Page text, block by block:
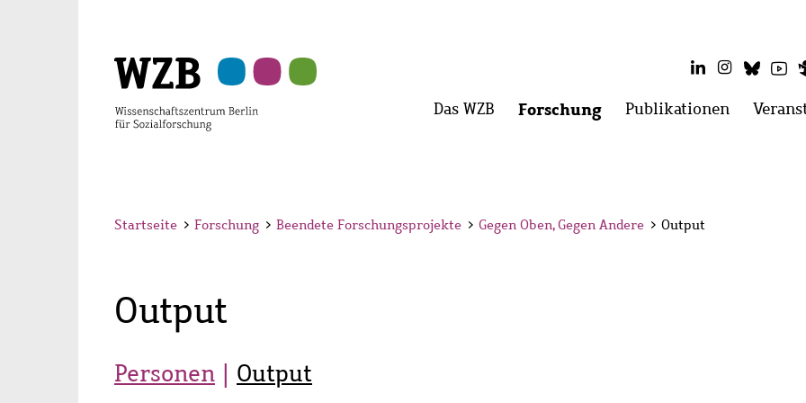
LinkedInInstagram
Hauptmenü
Das WZB Menü
Forschung Menü
Publikationen Menü
Startseite > Forschung > Beendete Forschungsprojekte > Gegen Oben, Gegen Andere > Output
Output
Personen Output